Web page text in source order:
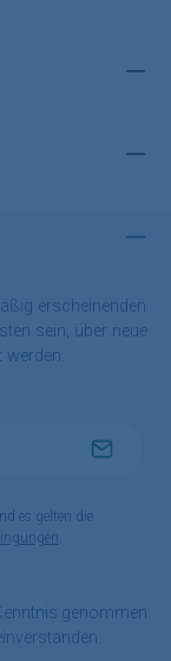
erscheinenden
sein, über neue
es gelten die
genommen